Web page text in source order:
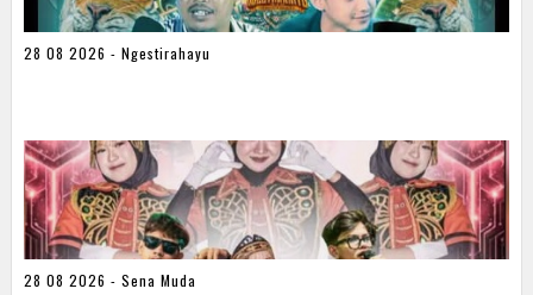
28 08 2026 - Ngestirahayu
28 08 2026 - Sena Muda